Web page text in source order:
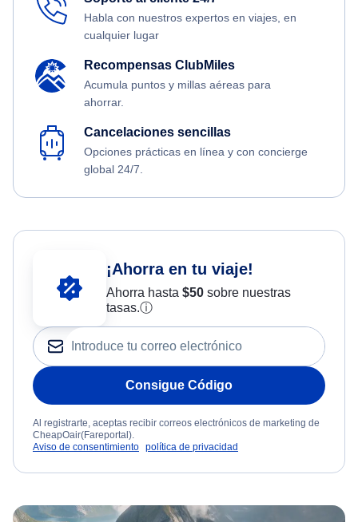
Habla con nuestros expertos en viajes, en
cualquier lugar
Recompensas ClubMiles
Acumula puntos y millas aéreas para
ahorrar.
Cancelaciones sencillas
Opciones prácticas en línea y con concierge
global 24/7.
¡Ahorra en tu viaje!
Ahorra hasta $50sobre nuestras
tasas.ⓘ
Consigue Código
Al registrarte, aceptas recibir correos electrónicos de marketing de
CheapOair(Fareportal).
Aviso de consentimiento política de privacidad